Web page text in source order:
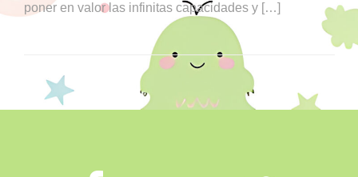
poner en valor las infinitas capacidades y […]